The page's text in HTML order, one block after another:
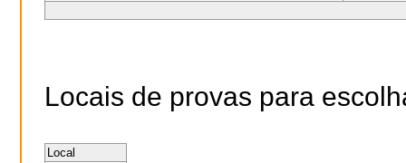
Locais de provas para
Local